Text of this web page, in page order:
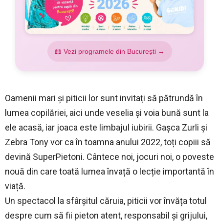
📖 Vezi programele din București →
Oamenii mari și piticii lor sunt invitați să pătrundă în
lumea copilăriei, aici unde veselia și voia bună sunt la
ele acasă, iar joaca este limbajul iubirii. Gașca Zurli și
Zebra Tony vor ca în toamna anului 2022, toți copiii să
devină SuperPietoni. Cântece noi, jocuri noi, o poveste
nouă din care toată lumea învață o lecție importantă în
viață.
Un spectacol la sfârșitul căruia, piticii vor învăța totul
despre cum să fii pieton atent, responsabil și grijului,